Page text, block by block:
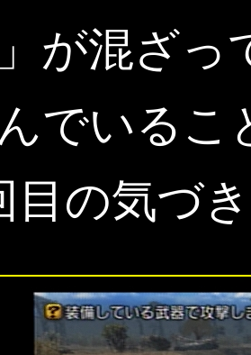
」が混ざ
でいる
目の気づ